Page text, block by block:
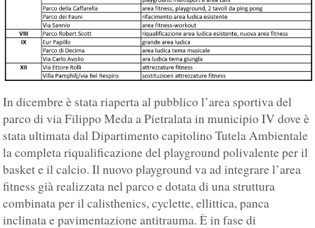
In dicembre è stata riaperta al pubblico l’area sportiva del
parco di via Filippo Meda a Pietralata in municipio IV dove è
stata ultimata dal Dipartimento capitolino Tutela Ambientale
la completa riqualificazione del playground polivalente per il
basket e il calcio. Il nuovo playground va ad integrare l’area
fitness già realizzata nel parco e dotata di una struttura
combinata per il calisthenics, cyclette, ellittica, panca
inclinata e pavimentazione antitrauma. È in fase di